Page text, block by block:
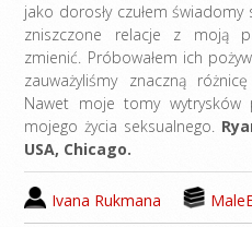
jako dorosły czułem
zniszczone relacje z moją
zmienić. Próbowałem ich
zauważyliśmy znaczną
Nawet moje tomy wytrysków
mojego życia seksualnego.
USA, Chicago.
Ivana Rukmana